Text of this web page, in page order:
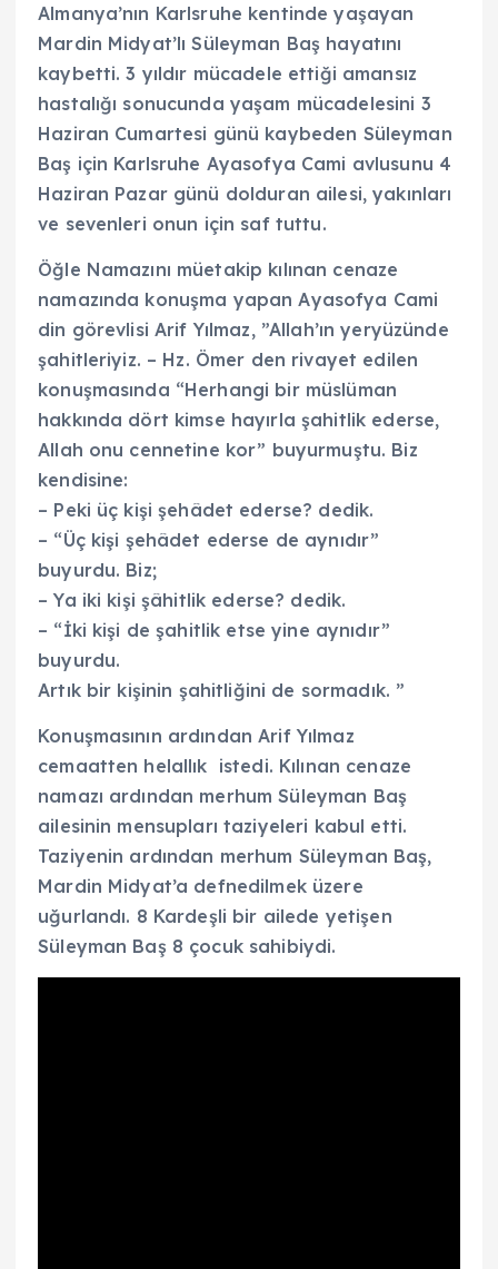
Almanya’nın Karlsruhe kentinde yaşayan
Mardin Midyat’lı Süleyman Baş hayatını
kaybetti. 3 yıldır mücadele ettiği amansız
hastalığı sonucunda yaşam mücadelesini 3
Haziran Cumartesi günü kaybeden Süleyman
Baş için Karlsruhe Ayasofya Cami avlusunu 4
Haziran Pazar günü dolduran ailesi, yakınları
ve sevenleri onun için saf tuttu.
Öğle Namazını müetakip kılınan cenaze
namazında konuşma yapan Ayasofya Cami
din görevlisi Arif Yılmaz, ”Allah’ın yeryüzünde
şahitleriyiz. – Hz. Ömer den rivayet edilen
konuşmasında “Herhangi bir müslüman
hakkında dört kimse hayırla şahitlik ederse,
Allah onu cennetine kor” buyurmuştu. Biz
kendisine:
– Peki üç kişi şehâdet ederse? dedik.
– “Üç kişi şehâdet ederse de aynıdır”
buyurdu. Biz;
– Ya iki kişi şâhitlik ederse? dedik.
– “İki kişi de şahitlik etse yine aynıdır”
buyurdu.
Artık bir kişinin şahitliğini de sormadık. ”
Konuşmasının ardından Arif Yılmaz
cemaatten helallık istedi. Kılınan cenaze
namazı ardından merhum Süleyman Baş
ailesinin mensupları taziyeleri kabul etti.
Taziyenin ardından merhum Süleyman Baş,
Mardin Midyat’a defnedilmek üzere
uğurlandı. 8 Kardeşli bir ailede yetişen
Süleyman Baş 8 çocuk sahibiydi.